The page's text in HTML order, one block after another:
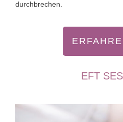
durchbrechen.
EFT